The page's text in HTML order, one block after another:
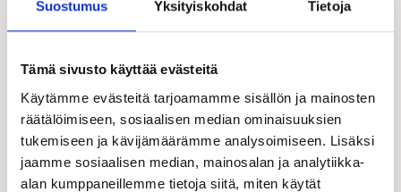
Suostumus Yksityiskohdat Tietoja
Tämä sivusto käyttää evästeitä
Käytämme evästeitä tarjoamamme sisällön ja mainosten
räätälöimiseen, sosiaalisen median ominaisuuksien
tukemiseen ja kävijämäärämme analysoimiseen. Lisäksi
jaamme sosiaalisen median, mainosalan ja analytiikka-
alan kumppaneillemme tietoja siitä, miten käytät